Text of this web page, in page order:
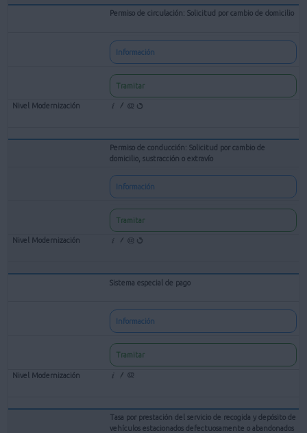
Permiso de circulación: Solicitud por cambio de domicilio
Información
Tramitar
Permiso de conducción: Solicitud por cambio de
domicilio, sustracción o extravío
Información
Tramitar
Sistema especial de pago
Información
Tramitar
Tasa por prestación del servicio de recogida y depósito de
vehículos estacionados defectuosamente o abandonados